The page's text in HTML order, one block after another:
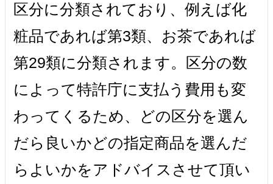
区分に分類されており、例えば化
粧品であれば第3類、お茶であれば
第29類に分類されます。区分の数
によって特許庁に支払う費用も変
わってくるため、どの区分を選ん
だら良いかどの指定商品を選んだ
らよいかをアドバイスさせて頂い